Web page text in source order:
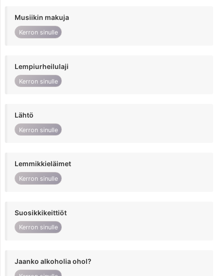
Musiikin makuja
Kerron sinulle
Lempiurheilulaji
Kerron sinulle
Lähtö
Kerron sinulle
Lemmikkieläimet
Kerron sinulle
Suosikkikeittiöt
Kerron sinulle
Jaanko alkoholia ohol?